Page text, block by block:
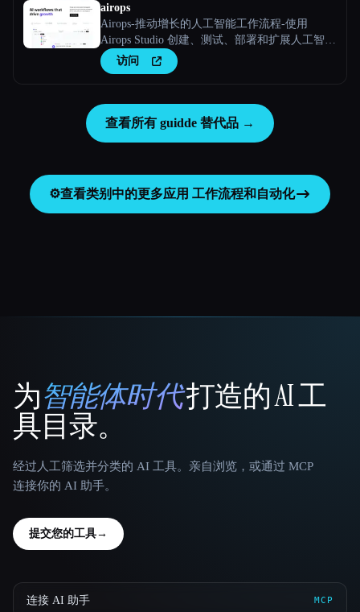
airops
Airops-推动增长的人工智能工作流程-使用
Airops Studio 创建、测试、部署和扩展人工智能
应用程序。
访问
查看所有 guidde 替代品 →
⚙️查看类别中的更多应用 工作流程和自动化
That AI Collection
为智能体时代打造的 AI 工
具目录。
经过人工筛选并分类的 AI 工具。亲自浏览，或通过 MCP
连接你的 AI 助手。
提交您的工具→
连接 AI 助手 MCP